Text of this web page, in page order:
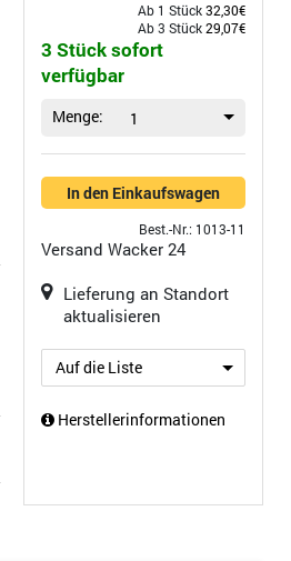
Ab 1 Stück32,30€
Ab 3 Stück29,07€
3 Stück sofort
verfügbar
Menge: 1
In den Einkaufswagen
Best.-Nr.: 1013-11
Versand Wacker 24
Lieferung an Standort
aktualisieren
Auf die Liste
Herstellerinformationen